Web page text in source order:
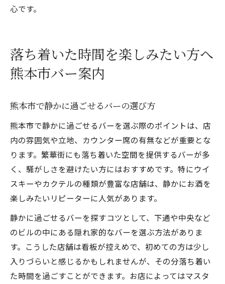
心です。
落ち着いた時間を楽しみたい方へ
熊本市バー案内
熊本市で静かに過ごせるバーの選び方
熊本市で静かに過ごせるバーを選ぶ際のポイントは、店
内の雰囲気や立地、カウンター席の有無などが重要とな
ります。繁華街にも落ち着いた空間を提供するバーが多
く、騒がしさを避けたい方にはおすすめです。特にウイ
スキーやカクテルの種類が豊富な店舗は、静かにお酒を
楽しみたいリピーターに人気があります。
静かに過ごせるバーを探すコツとして、下通や中央など
のビルの中にある隠れ家的なバーを選ぶ方法がありま
す。こうした店舗は看板が控えめで、初めての方は少し
入りづらいと感じるかもしれませんが、その分落ち着い
た時間を過ごすことができます。お店によってはマスタ